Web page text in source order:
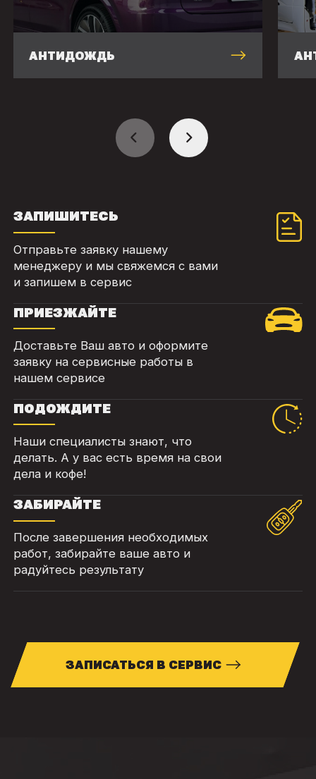
АНТИДОЖДЬ
ЗАПИШИТЕСЬ
Отправьте заявку нашему
менеджеру и мы свяжемся с вами
и запишем в сервис
ПРИЕЗЖАЙТЕ
Доставьте Ваш авто и оформите
заявку на сервисные работы в
нашем сервисе
ПОДОЖДИТЕ
Наши специалисты знают, что
делать. А у вас есть время на свои
дела и кофе!
ЗАБИРАЙТЕ
После завершения необходимых
работ, забирайте ваше авто и
радуйтесь результату
ЗАПИСАТЬСЯ В СЕРВИС